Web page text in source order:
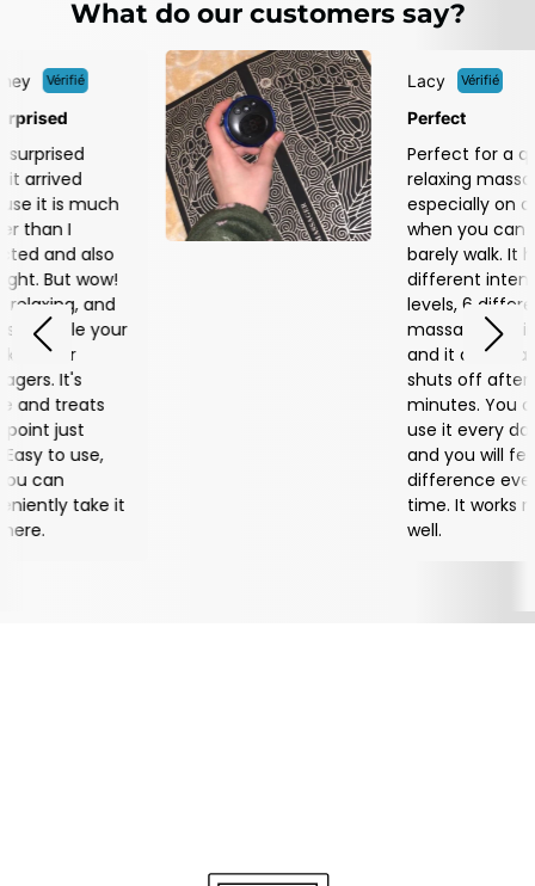
What do our customers say?
Lacy Vérifié
Perfect
Perfect for a quick,
relaxing massage,
especially on days
when you can